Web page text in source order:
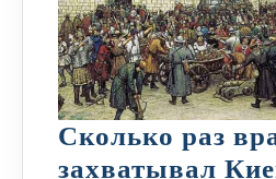
Сколько раз
захватывал